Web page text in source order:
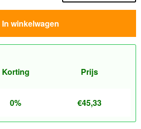
In winkelwagen
Korting Prijs
0% €45,33